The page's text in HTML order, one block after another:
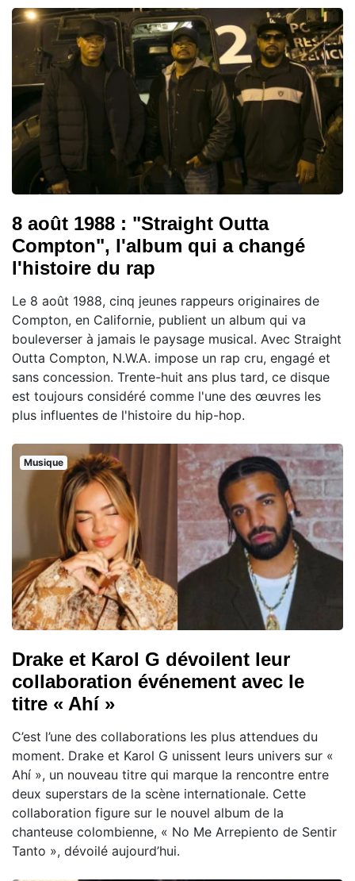
8 août 1988 : "Straight Outta
Compton", l'album qui a changé
l'histoire du rap
Le 8 août 1988, cinq jeunes rappeurs originaires de
Compton, en Californie, publient un album qui va
bouleverser à jamais le paysage musical. Avec Straight
Outta Compton, N.W.A. impose un rap cru, engagé et
sans concession. Trente-huit ans plus tard, ce disque
est toujours considéré comme l'une des œuvres les
plus influentes de l'histoire du hip-hop.
Musique
Drake et Karol G dévoilent leur
collaboration événement avec le
titre « Ahí »
C’est l’une des collaborations les plus attendues du
moment. Drake et Karol G unissent leurs univers sur «
Ahí », un nouveau titre qui marque la rencontre entre
deux superstars de la scène internationale. Cette
collaboration figure sur le nouvel album de la
chanteuse colombienne, « No Me Arrepiento de Sentir
Tanto », dévoilé aujourd’hui.